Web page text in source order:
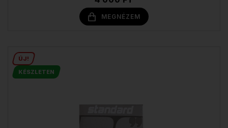
MEGNÉZEM
ÚJ!
KÉSZLETEN